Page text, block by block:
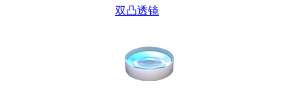
双凸透镜